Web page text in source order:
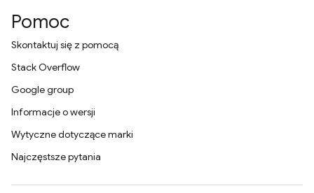
Pomoc
Skontaktuj się z pomocą
Stack Overflow
Google group
Informacje o wersji
Wytyczne dotyczące marki
Najczęstsze pytania